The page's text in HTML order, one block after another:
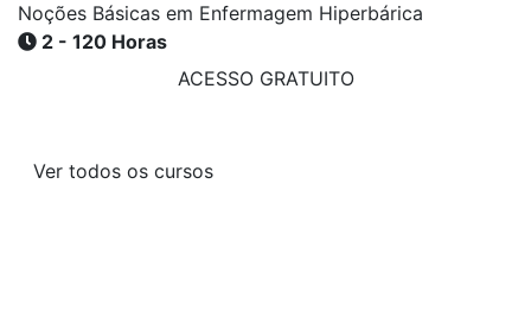
Noções Básicas em Enfermagem Hiperbárica
2 - 120 Horas
ACESSO GRATUITO
Ver todos os cursos